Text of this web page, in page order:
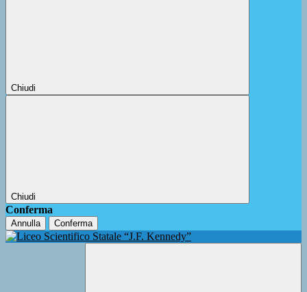
Chiudi
Chiudi
Conferma
Annulla Conferma